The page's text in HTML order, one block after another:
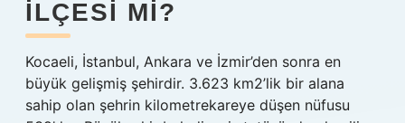
ILÇESI MI?
Kocaeli, İstanbul, Ankara ve İzmir’den sonra en
büyük gelişmiş şehirdir. 3.623 km2’lik bir alana
sahip olan şehrin kilometrekareye düşen nüfusu